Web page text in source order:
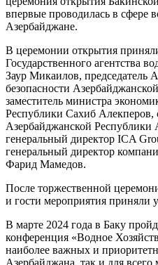
впервые проводилась в сфере
Азербайджане.
В церемонии открытия
Государственного агентства
Заур Микаилов, председатель
безопасности
заместитель министра
Республики Сахиб Алекперов,
Азербайджанской Республики
генеральный директор ICA
генеральный директор
Фарид Мамедов.
После торжественной
и гости мероприятия приняли
В марте 2024 года в Баку
конференция «Водное
наиболее важных и
Азербайджана, так и для